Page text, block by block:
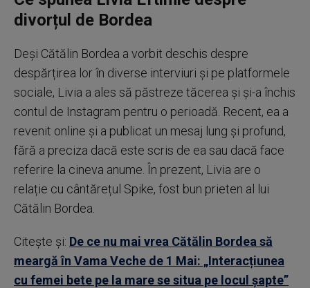
divorțul de Bordea
Deși Cătălin Bordea a vorbit deschis despre
despărțirea lor în diverse interviuri și pe platformele
sociale, Livia a ales să păstreze tăcerea și și-a închis
contul de Instagram pentru o perioadă. Recent, ea a
revenit online și a publicat un mesaj lung și profund,
fără a preciza dacă este scris de ea sau dacă face
referire la cineva anume. În prezent, Livia are o
relație cu cântărețul Spike, fost bun prieten al lui
Cătălin Bordea.
Citește și: De ce nu mai vrea Cătălin Bordea să
meargă în Vama Veche de 1 Mai: „Interacțiunea
cu femei bete pe la mare se situa pe locul șapte”